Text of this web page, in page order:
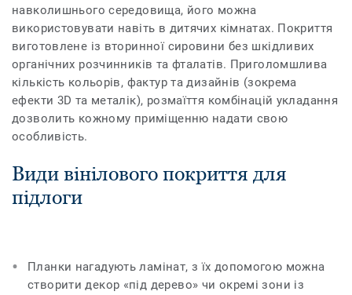
навколишнього середовища, його можна
використовувати навіть в дитячих кімнатах. Покриття
виготовлене із вторинної сировини без шкідливих
органічних розчинників та фталатів. Приголомшлива
кількість кольорів, фактур та дизайнів (зокрема
ефекти 3D та металік), розмаїття комбінацій укладання
дозволить кожному приміщенню надати свою
особливість.
Види вінілового покриття для
підлоги
Планки нагадують ламінат, з їх допомогою можна
створити декор «під дерево» чи окремі зони із